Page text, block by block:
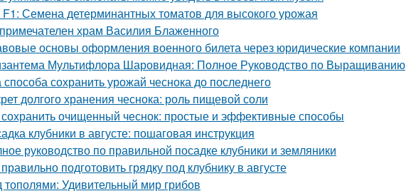
Семена детерминантных томатов для высокого урожая
храм Василия Блаженного
основы оформления военного билета через юридические компании
Мультифлора Шаровидная: Полное Руководство по Выращиванию
сохранить урожай чеснока до последнего
долгого хранения чеснока: роль пищевой соли
сохранить очищенный чеснок: простые и эффективные способы
клубники в августе: пошаговая инструкция
руководство по правильной посадке клубники и земляники
подготовить грядку под клубнику в августе
тополями: Удивительный мир грибов